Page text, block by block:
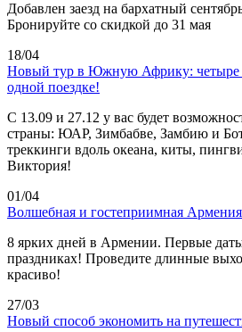
Добавлен заезд на бархатный
Бронируйте со скидкой до 31 мая
18/04
Новый тур в Южную Африку: четыре
одной поездке!
C 13.09 и 27.12 у вас будет
страны: ЮАР, Зимбабве, Замбию и
треккинги вдоль океана, киты,
Виктория!
01/04
Волшебная и гостеприимная
8 ярких дней в Армении. Первые
праздниках! Проведите длинные
красиво!
27/03
Новый способ экономить на